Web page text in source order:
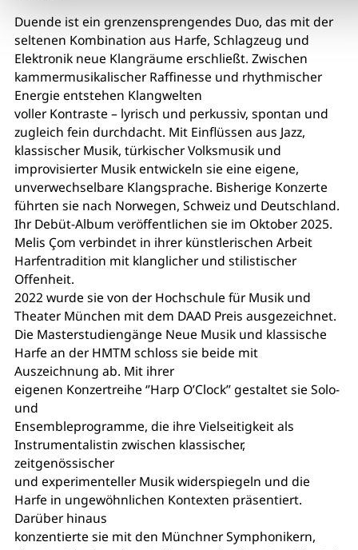
Duende ist ein grenzensprengendes Duo, das mit der
seltenen Kombination aus Harfe, Schlagzeug und
Elektronik neue Klangräume erschließt. Zwischen
kammermusikalischer Raffinesse und rhythmischer
Energie entstehen Klangwelten
voller Kontraste – lyrisch und perkussiv, spontan und
zugleich fein durchdacht. Mit Einflüssen aus Jazz,
klassischer Musik, türkischer Volksmusik und
improvisierter Musik entwickeln sie eine eigene,
unverwechselbare Klangsprache. Bisherige Konzerte
führten sie nach Norwegen, Schweiz und Deutschland.
Ihr Debüt-Album veröffentlichen sie im Oktober 2025.
Melis Çom verbindet in ihrer künstlerischen Arbeit
Harfentradition mit klanglicher und stilistischer
Offenheit.
2022 wurde sie von der Hochschule für Musik und
Theater München mit dem DAAD Preis ausgezeichnet.
Die Masterstudiengänge Neue Musik und klassische
Harfe an der HMTM schloss sie beide mit
Auszeichnung ab. Mit ihrer
eigenen Konzertreihe ‘’Harp O’Clock’’ gestaltet sie Solo-
und
Ensembleprogramme, die ihre Vielseitigkeit als
Instrumentalistin zwischen klassischer,
zeitgenössischer
und experimenteller Musik widerspiegeln und die
Harfe in ungewöhnlichen Kontexten präsentiert.
Darüber hinaus
konzentierte sie mit den Münchner Symphonikern,